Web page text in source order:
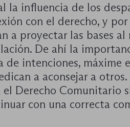
la influencia de los
con el derecho, y
a proyectar las bases
De ahí la
de intenciones, máxime
a aconsejar a
el Derecho Comunitario
con una correcta